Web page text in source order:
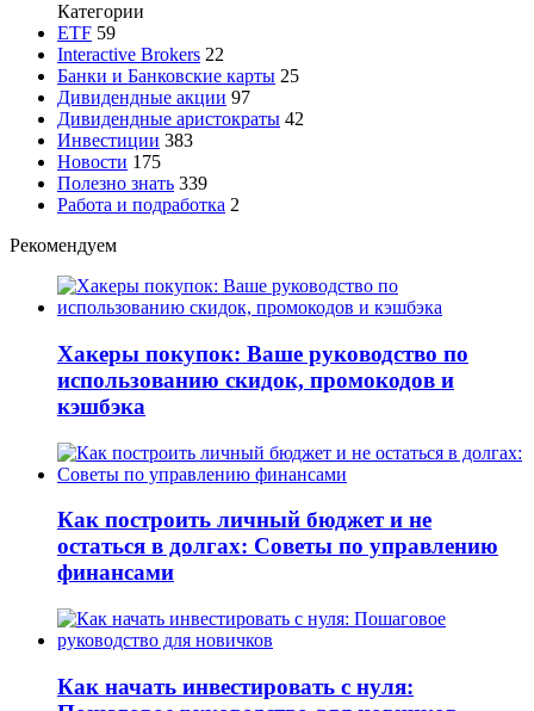
Категории
ETF 59
Interactive Brokers 22
Банки и Банковские карты 25
Дивидендные акции 97
Дивидендные аристократы 42
Инвестиции 383
Новости 175
Полезно знать 339
Работа и подработка 2
Рекомендуем
Хакеры покупок: Ваше руководство по
использованию скидок, промокодов и
кэшбэка
Как построить личный бюджет и не
остаться в долгах: Советы по управлению
финансами
Как начать инвестировать с нуля: